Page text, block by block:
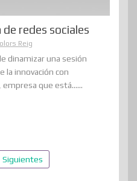
redes sociales
Reig
dinamizar una sesión
la innovación con
que está......
Siguientes